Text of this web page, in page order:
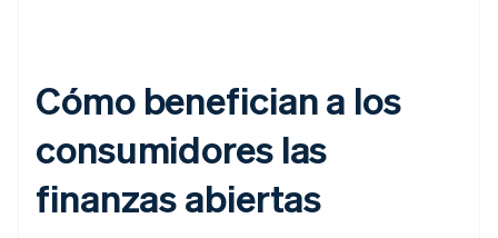
Cómo benefician a los
consumidores las
finanzas abiertas